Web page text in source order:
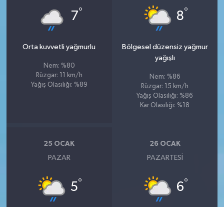
7°
Orta kuvvetli yağmurlu
Nem: %80
Rüzgar: 11 km/h
Yağış Olasılığı: %89
8°
Bölgesel düzensiz yağmur
yağışlı
Nem: %86
Rüzgar: 15 km/h
Yağış Olasılığı: %86
Kar Olasılığı: %18
25 OCAK
PAZAR
5°
26 OCAK
PAZARTESI
6°